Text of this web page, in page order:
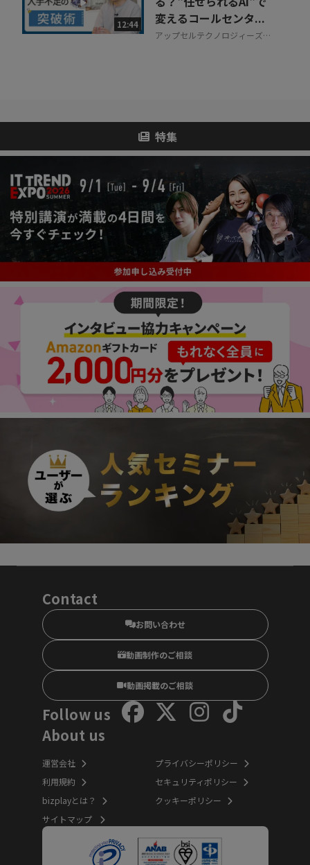
12:44
変えるコールセンタ...
アップセルテクノロジィーズ株
特集
Contact
お問い合わせ
動画制作のご相談
動画掲載のご相談
Follow us
About us
運営会社
利用規約
bizplayとは？
サイトマップ
プライバシーポリシー
セキュリティポリシー
クッキーポリシー